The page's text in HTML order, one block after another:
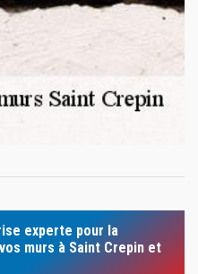
experte pour la
murs à Saint Crepin et